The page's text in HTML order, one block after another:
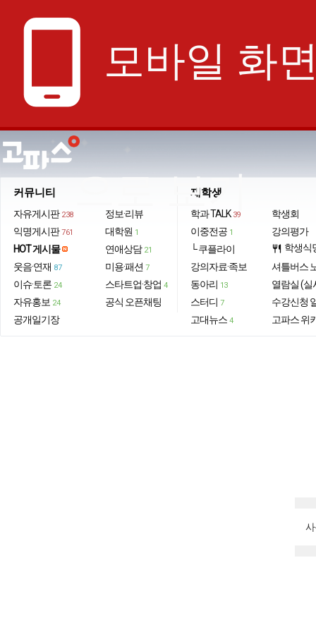
phone_android 모바일 화
으로 보기
커뮤니티
자유게시판 238
익명게시판 761
HOT 게시물
웃음·연재 87
이슈·토론 24
자유홍보 24
공개일기장
정보·리뷰
대학원 1
연애상담 21
미용·패션 7
스타트업·창업 4
공식 오픈채팅
재학생
학과 TALK 39
이중전공 1
└ 쿠플라이
강의자료·족보
동아리 13
스터디 7
고대뉴스 4
학생회
강의평가
restaurant 학생식
셔틀버스
열람실 (실
수강신청
고파스 위